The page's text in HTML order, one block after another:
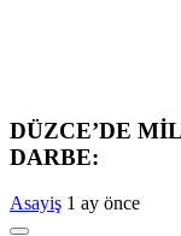
DÜZCE’DE
DARBE:
Asayiş 1 ay önce